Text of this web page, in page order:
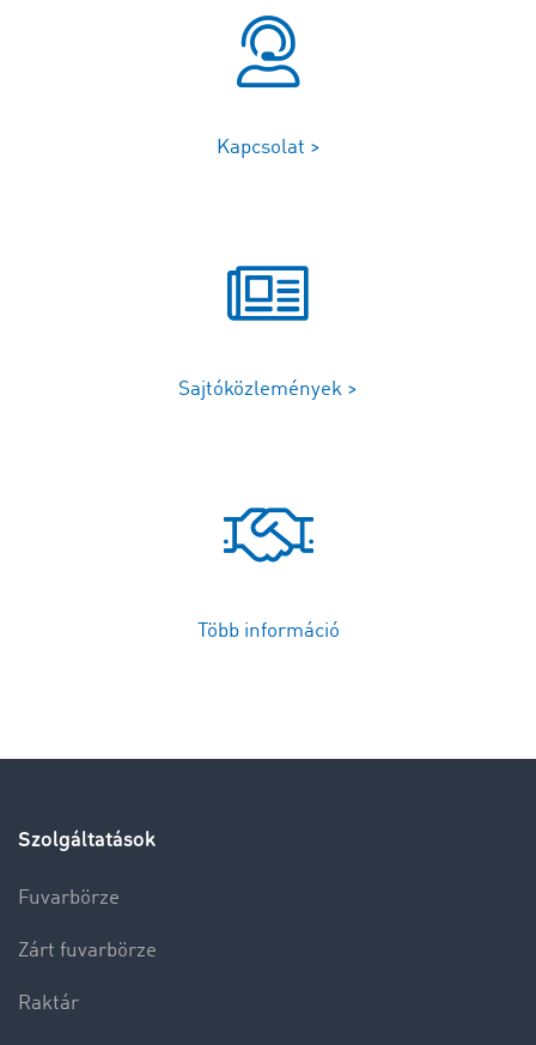
Kapcsolat >
Sajtóközlemények >
Több információ
Szolgáltatások
Fuvarbörze
Zárt fuvarbörze
Raktár